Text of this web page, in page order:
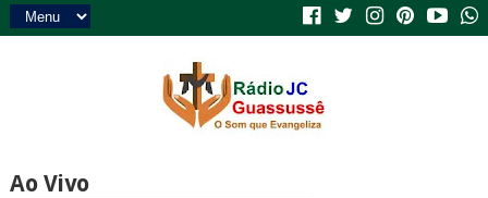
Ao Vivo